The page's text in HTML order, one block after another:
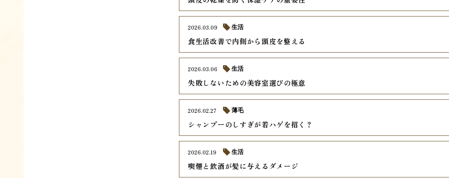
食生活改善で内側から頭皮を整える
2026.03.09 生活
失敗しないための美容室選びの極意
2026.03.06 生活
シャンプーのしすぎが若ハゲを招く？
2026.02.27 薄毛
喫煙と飲酒が髪に与えるダメージ
2026.02.19 生活